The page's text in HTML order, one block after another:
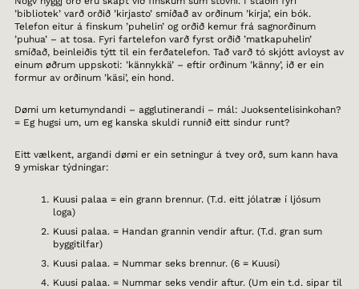
’bibliotek’ varð orðið ’kirjasto’ smíðað av orðinum ’kirja’, ein bók.
Telefon eitur á finskum ’puhelin’ og orðið kemur frá sagnorðinum
’puhua’ – at tosa. Fyri fartelefon varð fyrst orðið ’matkapuhelin’
smíðað, beinleiðis týtt til ein ferðatelefon. Tað varð tó skjótt avloyst av
einum øðrum uppskoti: ’kännykkä’ – eftir orðinum ’känny’, ið er ein
formur av orðinum ’käsi’, ein hond.
Dømi um ketumyndandi – agglutinerandi – mál: Juoksentelisinkohan?
= Eg hugsi um, um eg kanska skuldi runnið eitt sindur runt?
Eitt vælkent, argandi dømi er ein setningur á tvey orð, sum kann hava
9 ymiskar týdningar:
Kuusi palaa = ein grann brennur. (T.d. eitt jólatræ í ljósum
loga)
Kuusi palaa. = Handan grannin vendir aftur. (T.d. gran sum
byggitilfar)
Kuusi palaa. = Nummar seks brennur. (6 = Kuusi)
Kuusi palaa. = Nummar seks vendir aftur. (Um ein t.d. sipar til